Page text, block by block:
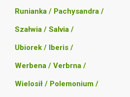
Runianka / Pachysandra /
Szałwia / Salvia /
Ubiorek / Iberis /
Werbena / Verbrna /
Wielosił / Polemonium /